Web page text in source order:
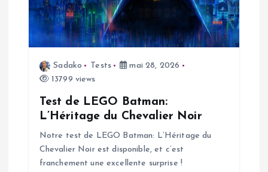
n
d
Sadako Tests
mai 28, 2026
13799 views
Test de LEGO Batman:
L’Héritage du Chevalier Noir
Notre test de LEGO Batman: L’Héritage du
Chevalier Noir est disponible, et c’est
franchement une excellente surprise !